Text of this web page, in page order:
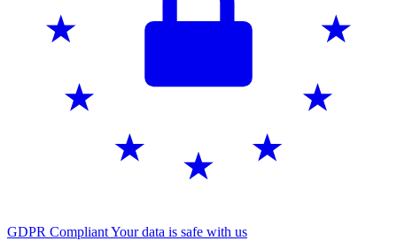
GDPR CompliantYour data is safe with us